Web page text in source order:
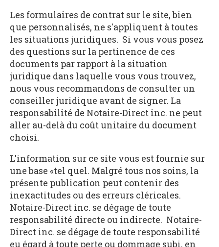
Les formulaires de contrat sur le site, bien
que personnalisés, ne s'appliquent à toutes
les situations juridiques. Si vous vous posez
des questions sur la pertinence de ces
documents par rapport à la situation
juridique dans laquelle vous vous trouvez,
nous vous recommandons de consulter un
conseiller juridique avant de signer. La
responsabilité de Notaire-Direct inc. ne peut
aller au-delà du coût unitaire du document
choisi.
L'information sur ce site vous est fournie sur
une base «tel quel. Malgré tous nos soins, la
présente publication peut contenir des
inexactitudes ou des erreurs cléricales.
Notaire-Direct inc. se dégage de toute
responsabilité directe ou indirecte. Notaire-
Direct inc. se dégage de toute responsabilité
eu égard à toute perte ou dommage subi, en